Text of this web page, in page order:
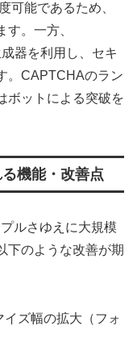
可能であるため、
。一方、
器を利用し、セキ
。CAPTCHAのラン
ボットによる突破を
機能・改善点
ルさゆえに大規模
下のような改善が期
ズ幅の拡大（フォ